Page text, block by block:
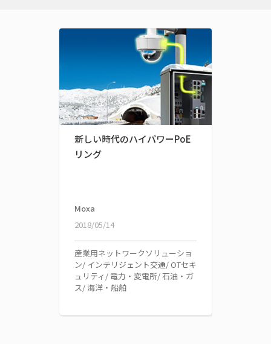
新しい時代のハイパワーPoE
リング
Moxa
2018/05/14
産業用ネットワークソリューショ
ン/ インテリジェント交通/ OTセキ
ュリティ/ 電力・変電所/ 石油・ガ
ス/ 海洋・船舶